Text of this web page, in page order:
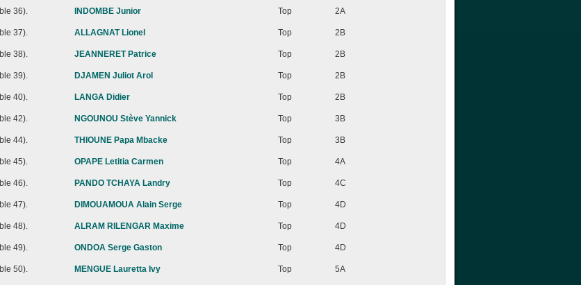
36). INDOMBE Junior Top 2A
37). ALLAGNAT Lionel Top 2B
38). JEANNERET Patrice Top 2B
39). DJAMEN Juliot Arol Top 2B
40). LANGA Didier Top 2B
42). NGOUNOU Stève Yannick Top 3B
44). THIOUNE Papa Mbacke Top 3B
45). OPAPE Letitia Carmen Top 4A
46). PANDO TCHAYA Landry Top 4C
47). DIMOUAMOUA Alain Serge Top 4D
48). ALRAM RILENGAR Maxime Top 4D
49). ONDOA Serge Gaston Top 4D
50). MENGUE Lauretta Ivy Top 5A